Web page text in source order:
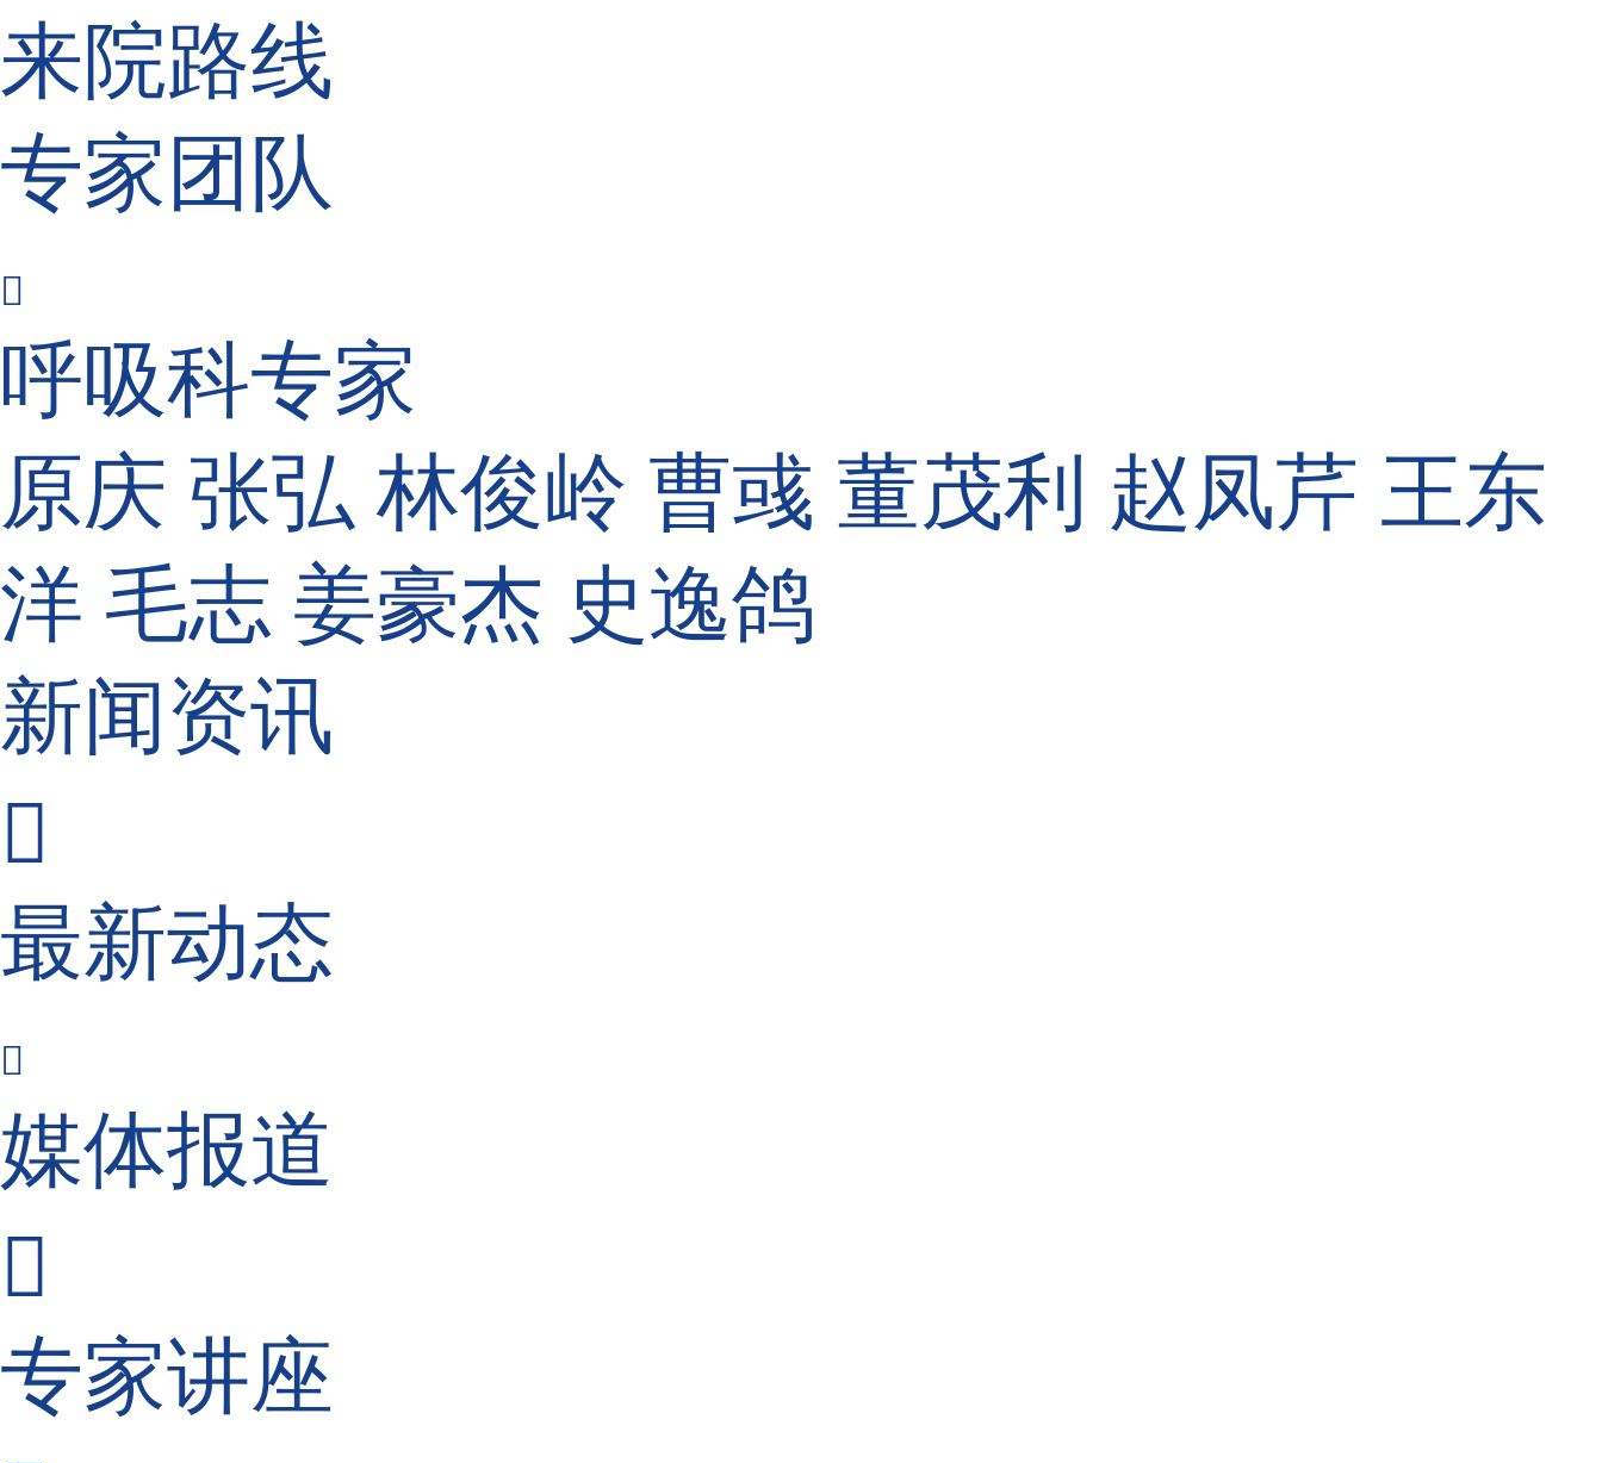
来院路线
专家团队

呼吸科专家
原庆 张弘 林俊岭 曹彧 董茂利 赵凤芹 王东
洋 毛志 姜豪杰 史逸鸽
新闻资讯

最新动态

媒体报道

专家讲座